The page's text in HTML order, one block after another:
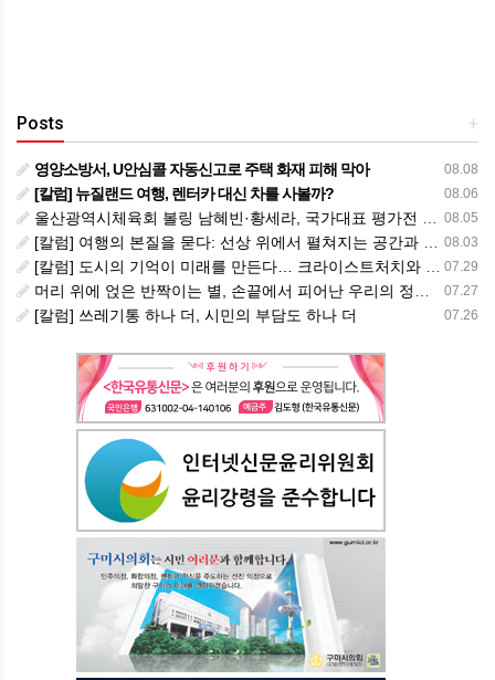
+
Posts
08.08
영양소방서, U안심콜 자동신고로 주택 화재 피해 막아
08.06
[칼럼] 뉴질랜드 여행, 렌터카 대신 차를 사볼까?
08.05
울산광역시체육회 볼링 남혜빈·황세라, 국가대표 평가전 통과… ‘아시아선수권 출전’
08.03
[칼럼] 여행의 본질을 묻다: 선상 위에서 펼쳐지는 공간과 사람, 그리고 미식의 미학
07.29
[칼럼] 도시의 기억이 미래를 만든다… 크라이스트처치와 한국 도시가 주는 교훈
07.27
머리 위에 얹은 반짝이는 별, 손끝에서 피어난 우리의 정체성
07.26
[칼럼] 쓰레기통 하나 더, 시민의 부담도 하나 더